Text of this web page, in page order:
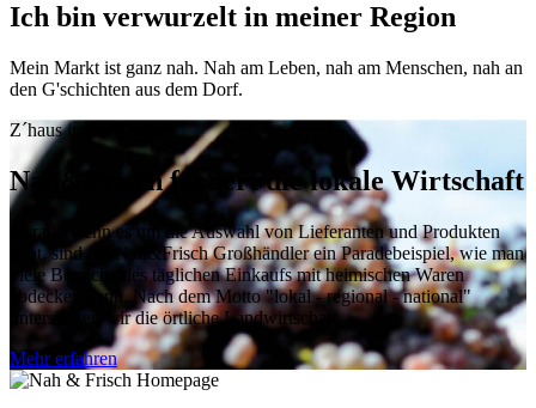
Ich bin verwurzelt in meiner Region
Mein Markt ist ganz nah. Nah am Leben, nah am Menschen, nah an
den G'schichten aus dem Dorf.
Z´haus in der Region
Nah&Frisch fördert die lokale Wirtschaft
Gerade wenn es um die Auswahl von Lieferanten und Produkten
geht, sind die Nah&Frisch Großhändler ein Paradebeispiel, wie man
viele Bereiche des täglichen Einkaufs mit heimischen Waren
abdecken kann. Nach dem Motto "lokal - regional - national"
unterstützen wir die örtliche Landwirtschaft.
Mehr erfahren